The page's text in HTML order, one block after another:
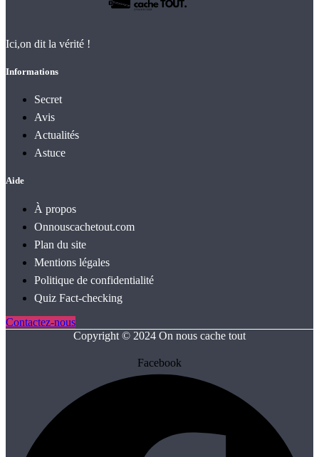
Ici,on dit la vérité !
Informations
Secret
Avis
Actualités
Astuce
Aide
À propos
Onnouscachetout.com
Plan du site
Mentions légales
Politique de confidentialité
Quiz Fact‑checking
Contactez-nous
Copyright © 2024 On nous cache tout
Facebook